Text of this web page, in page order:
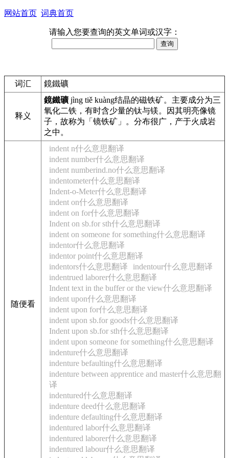
网站首页 词典首页
请输入您要查询的英文单词或汉字：
词汇 鏡鐵礦
释义
鏡鐵礦 jìng tiě kuàng结晶的磁铁矿。主要成分为三
氧化二铁，有时含少量的钛与镁。因其明亮像镜
子，故称为「镜铁矿」。分布很广，产于火成岩
之中。
随便看
indent n什么意思翻译
indent number什么意思翻译
indent numberind.no什么意思翻译
indentometer什么意思翻译
Indent-o-Meter什么意思翻译
indent on什么意思翻译
indent on for什么意思翻译
Indent on sb.for sth什么意思翻译
indent on someone for something什么意思翻译
indentor什么意思翻译
indentor point什么意思翻译
indentors什么意思翻译
indentour什么意思翻译
indentrued laborer什么意思翻译
Indent text in the buffer or the view什么意思翻译
indent upon什么意思翻译
indent upon for什么意思翻译
indent upon sb.for goods什么意思翻译
Indent upon sb.for sth什么意思翻译
indent upon someone for something什么意思翻译
indenture什么意思翻译
indenture befaulting什么意思翻译
indenture between apprentice and master什么意思翻
译
indentured什么意思翻译
indenture deed什么意思翻译
indenture defaulting什么意思翻译
indentured labor什么意思翻译
indentured laborer什么意思翻译
indentured labour什么意思翻译